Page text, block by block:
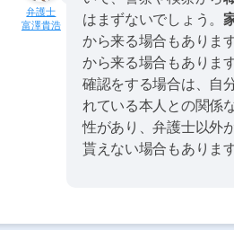
富澤貴浩
はまずないでしょう。
から来る場合もありま
から来る場合もありま
確認をする場合は、自
れている本人との関係
性があり、弁護士以外
貰えない場合もあります